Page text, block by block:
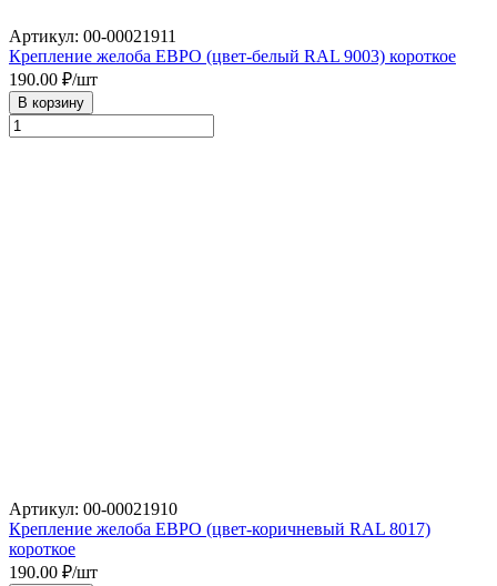
Артикул: 00-00021911
Крепление желоба ЕВРО (цвет-белый RAL 9003) короткое
190.00 ₽/шт
В корзину
Артикул: 00-00021910
Крепление желоба ЕВРО (цвет-коричневый RAL 8017)
короткое
190.00 ₽/шт